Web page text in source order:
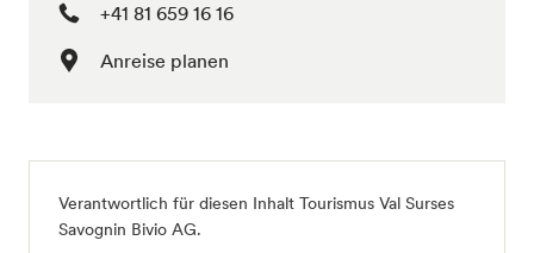
+41 81 659 16 16
Anreise planen
Verantwortlich für diesen Inhalt Tourismus Val Surses
Savognin Bivio AG.